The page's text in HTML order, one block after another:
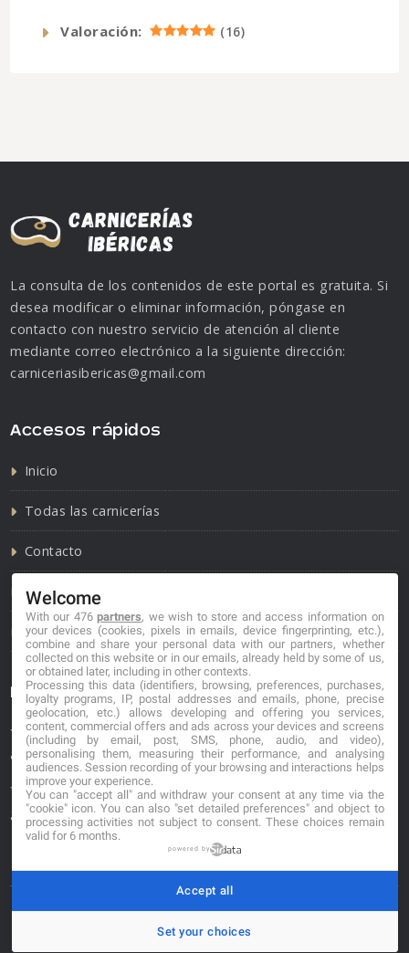
Valoración: (16)
La consulta de los contenidos de este portal es gratuita. Si
desea modificar o eliminar información, póngase en
contacto con nuestro servicio de atención al cliente
mediante correo electrónico a la siguiente dirección:
carniceriasibericas@gmail.com
Accesos rápidos
Inicio
Todas las carnicerías
Contacto
Política de cookies
Política de privacidad
Información de contacto
*No se garantiza que los datos mostrados estén
actualizados.
** Los precios mostrados son estimaciones y no se
garantiza su veracidad.
© 2026. carniceriasibericas.com
Welcome
With our 476partners, we wish to store and access information on
your devices (cookies, pixels in emails, device fingerprinting, etc.),
combine and share your personal data with our partners, whether
collected on this website or in our emails, already held by some of us,
or obtained later, including in other contexts.
Processing this data (identifiers, browsing, preferences, purchases,
loyalty programs, IP, postal addresses and emails, phone, precise
geolocation, etc.) allows developing and offering you services,
content, commercial offers and ads across your devices and screens
(including by email, post, SMS, phone, audio, and video),
personalising them, measuring their performance, and analysing
audiences. Session recording of your browsing and interactions helps
improve your experience.
You can "accept all" and withdraw your consent at any time via the
"cookie" icon. You can also "set detailed preferences" and object to
processing activities not subject to consent. These choices remain
valid for 6 months.
powered by
Set your choices
Accept all